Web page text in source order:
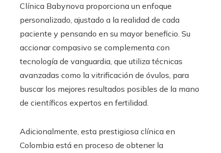
Clínica Babynova proporciona un enfoque
personalizado, ajustado a la realidad de cada
paciente y pensando en su mayor beneficio. Su
accionar compasivo se complementa con
tecnología de vanguardia, que utiliza técnicas
avanzadas como la vitrificación de óvulos, para
buscar los mejores resultados posibles de la mano
de científicos expertos en fertilidad.
Adicionalmente, esta prestigiosa clínica en
Colombia está en proceso de obtener la